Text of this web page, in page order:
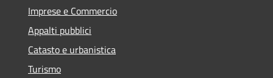
Imprese e Commercio
Appalti pubblici
Catasto e urbanistica
Turismo